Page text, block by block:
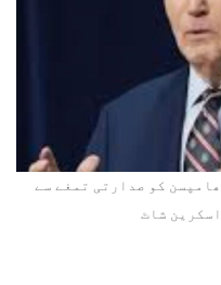
کو صدارتی تمغے سے
شاٹ